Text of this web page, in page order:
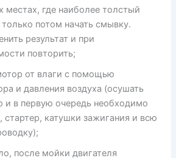
местах, где наиболее толстый
потом начать смывку.
результат и при
повторить;
от влаги с помощью
и давления воздуха (осушать
и в первую очередь необходимо
стартер, катушки зажигания и всю
после мойки двигателя